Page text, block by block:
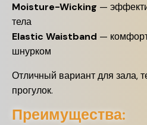
Moisture-Wicking —
тела
Elastic Waistband —
шнурком
Отличный вариант для зала,
прогулок.
Преимущества: